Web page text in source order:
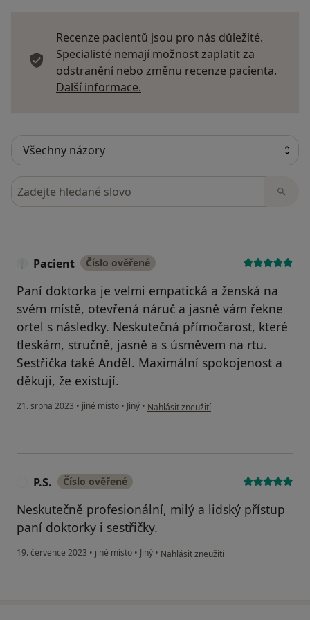
Recenze pacientů jsou pro nás důležité.
Specialisté nemají možnost zaplatit za
odstranění nebo změnu recenze pacienta.
Další informace.
Hledejte v názorech
Pacient Číslo ověřené
Paní doktorka je velmi empatická a ženská na
svém místě, otevřená náruč a jasně vám řekne
ortel s následky. Neskutečná přímočarost, které
tleskám, stručně, jasně a s úsměvem na rtu.
Sestřička také Anděl. Maximální spokojenost a
děkuji, že existují.
21. srpna 2023 • jiné místo • Jiný • podle názoru uživatele Pacient
Nahlásit zneužití
P.S. Číslo ověřené
Neskutečně profesionální, milý a lidský přístup
paní doktorky i sestřičky.
19. července 2023 • jiné místo • Jiný • podle názoru uživatele P.S.
Nahlásit zneužití